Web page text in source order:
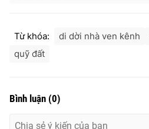
Từ khóa: di dời nhà ven kênh
quỹ đất
Bình luận (0)